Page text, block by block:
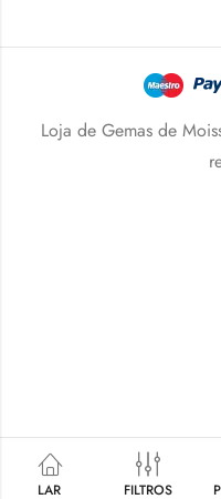
Loja de Gemas de
LAR FILTROS